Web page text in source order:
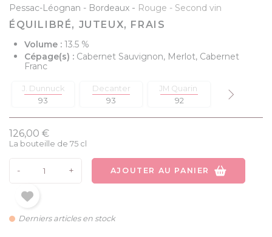
Pessac-Léognan Bordeaux - Rouge Second vin
ÉQUILIBRÉ, JUTEUX, FRAIS
Volume : 13.5 %
Cépage(s) : Cabernet Sauvignon, Merlot, Cabernet
Franc
J. Dunnuck
93
Decanter
93
JM Quarin
92
126,00 €
La bouteille de 75 cl
- + AJOUTER AU PANIER
Derniers articles en stock